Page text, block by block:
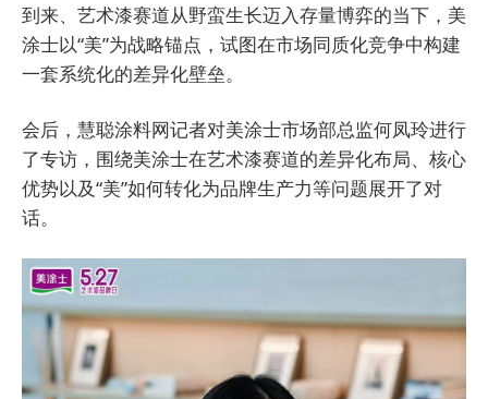
到来、艺术漆赛道从野蛮生长迈入存量博弈的当下，美
涂士以“美”为战略锚点，试图在市场同质化竞争中构建
一套系统化的差异化壁垒。
会后，慧聪涂料网记者对美涂士市场部总监何凤玲进行
了专访，围绕美涂士在艺术漆赛道的差异化布局、核心
优势以及“美”如何转化为品牌生产力等问题展开了对
话。